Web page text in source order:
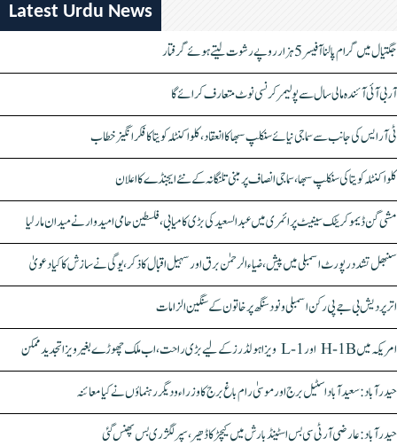
Latest Urdu News
جگتیال میں گرام پالنا آفیسر 5 ہزار روپے رشوت لیتے ہوئے گرفتار
آر بی آئی آئندہ مالی سال سے پولیمر کرنسی نوٹ متعارف کرائے گا
ٹی آر ایس کی جانب سے سماجی نیائے سنکلپ سبھا کا انعقاد، کلواکنٹلہ کویتا کا فکر انگیز خطاب
کلواکنٹلہ کویتا کی سنکلپ سبھا، سماجی انصاف پر مبنی تلنگانہ کے نئے ایجنڈے کا اعلان
مشی گن ڈیموکریٹک سینیٹ پرائمری میں عبدالسعید کی بڑی کامیابی، فلسطین حامی امیدوار نے میدان مار لیا
سنبھل تشدد رپورٹ اسمبلی میں پیش، ضیاء الرحمٰن برق اور سہیل اقبال کا ذکر، یوگی نے سازش کا کیا دعویٰ
اتر پردیش بی جے پی رکن اسمبلی ونود سنگھ پر خاتون کے سنگین الزامات
امریکہ میں H-1B اور L-1 ویزا ہولڈرز کے لیے بڑی راحت، اب ملک چھوڑے بغیر ویزا تجدید ممکن
حیدرآباد: سعیدآباد اسٹیل برج اور موسیٰ رام باغ برج کا وزراء و دیگر رہنماؤں نے کیا معائنہ
حیدرآباد: عارضی آر ٹی سی بس اسٹینڈ بارش میں کیچڑ کا ڈھیر، سپر لگژری بس پھنس گئی